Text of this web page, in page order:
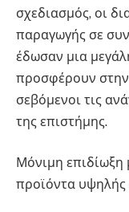
σχεδιασμός, οι
παραγωγής σε
έδωσαν μια
προσφέρουν στην
σεβόμενοι τις
της επιστήμης.
Μόνιμη επιδίωξη
προϊόντα υψηλής